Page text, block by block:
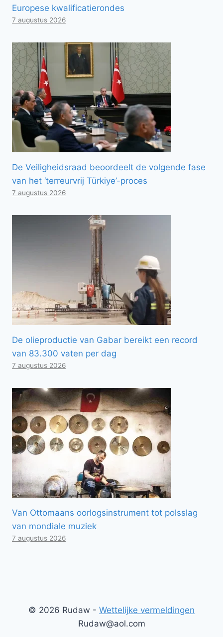
Europese kwalificatierondes
7 augustus 2026
De Veiligheidsraad beoordeelt de volgende fase
van het ‘terreurvrij Türkiye’-proces
7 augustus 2026
De olieproductie van Gabar bereikt een record
van 83.300 vaten per dag
7 augustus 2026
Van Ottomaans oorlogsinstrument tot polsslag
van mondiale muziek
7 augustus 2026
© 2026 Rudaw - Wettelijke vermeldingen
Rudaw@aol.com